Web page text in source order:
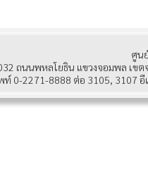
ศูน
ถนนพหลโยธิน แขวงจอมพล เขต
ท์ 0-2271-8888 ต่อ 3105, 3107 อี